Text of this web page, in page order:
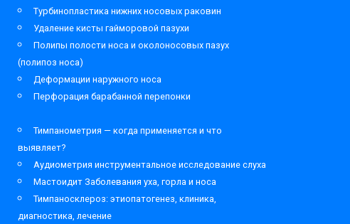
Турбинопластика нижних носовых раковин
Удаление кисты гайморовой пазухи
Полипы полости носа и околоносовых пазух
(полипоз носа)
Деформации наружного носа
Перфорация барабанной перепонки
Тимпанометрия — когда применяется и что
выявляет?
Аудиометрия инструментальное исследование слуха
Мастоидит Заболевания уха, горла и носа
Тимпаносклероз: этиопатогенез, клиника,
диагностика, лечение